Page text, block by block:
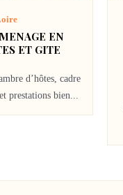
EN
ET GITE
d’hôtes, cadre
prestations bien...